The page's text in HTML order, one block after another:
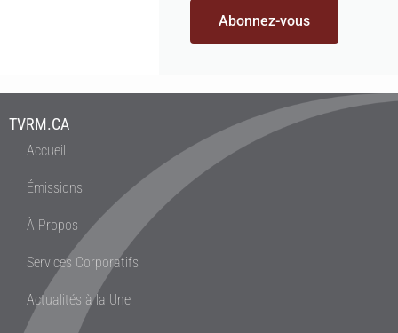
Abonnez-vous
TVRM.CA
Accueil
Émissions
À Propos
Services Corporatifs
Actualités à la Une